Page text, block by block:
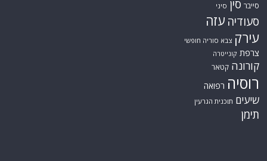
סייבר סין סיני
סעודיה עזה
עירק צבא סוריה חופשי
צרפת קונייטרה
קורונה קטאר
רוסיה רפואה
שיעים תוכנית הגרעין
תימן